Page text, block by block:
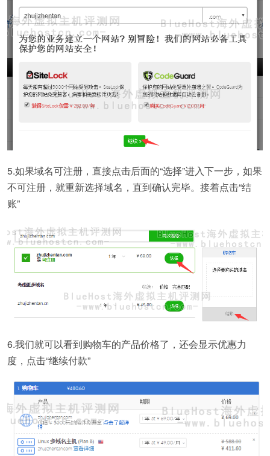
5.如果域名可注册，直接点击后面的“选择”进入下一步，如果
不可注册，就重新选择域名，直到确认完毕。接着点击“结
账”
6.我们就可以看到购物车的产品价格了，还会显示优惠力
度，点击“继续付款”